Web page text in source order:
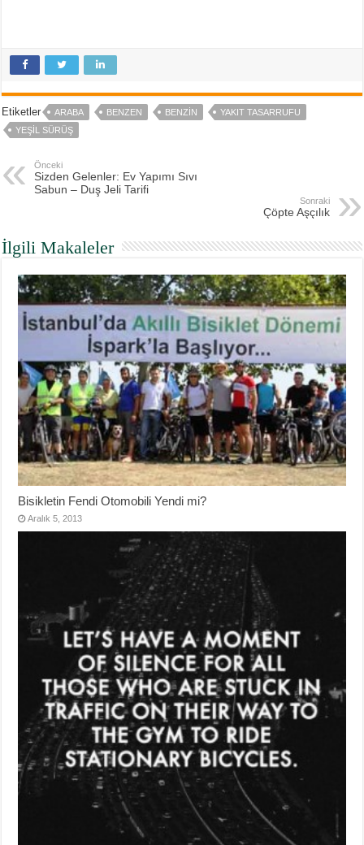
Etiketler ARABA BENZEN BENZIN
YAKIT TASARRUFU
YEŞIL SÜRÜŞ
Önceki
Sizden Gelenler: Ev Yapımı Sıvı
Sabun – Duş Jeli Tarifi
Sonraki
Çöpte Aşçılık
İlgili Makaleler
Bisikletin Fendi Otomobili Yendi mi?
Aralık 5, 2013